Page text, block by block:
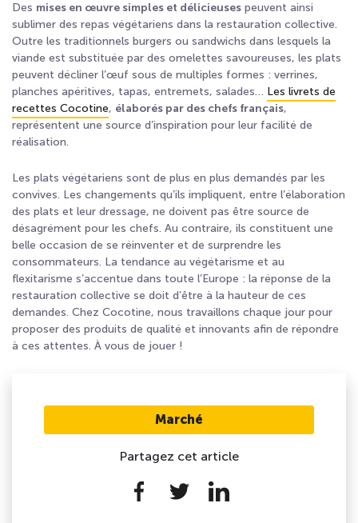
Marché
Partagez cet article
Des mises en œuvre simples et délicieuses peuvent ainsi
sublimer des repas végétariens dans la restauration collective.
Outre les traditionnels burgers ou sandwichs dans lesquels la
viande est substituée par des omelettes savoureuses, les plats
peuvent décliner l’œuf sous de multiples formes : verrines,
planches apéritives, tapas, entremets, salades… Les livrets de
recettes Cocotine, élaborés par des chefs français,
représentent une source d’inspiration pour leur facilité de
réalisation.
Les plats végétariens sont de plus en plus demandés par les
convives. Les changements qu’ils impliquent, entre l’élaboration
des plats et leur dressage, ne doivent pas être source de
désagrément pour les chefs. Au contraire, ils constituent une
belle occasion de se réinventer et de surprendre les
consommateurs. La tendance au végétarisme et au
flexitarisme s’accentue dans toute l’Europe : la réponse de la
restauration collective se doit d’être à la hauteur de ces
demandes. Chez Cocotine, nous travaillons chaque jour pour
proposer des produits de qualité et innovants afin de répondre
à ces attentes. À vous de jouer !